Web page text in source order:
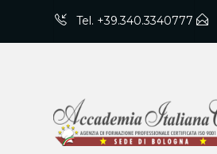
Tel. +39.340.3340777